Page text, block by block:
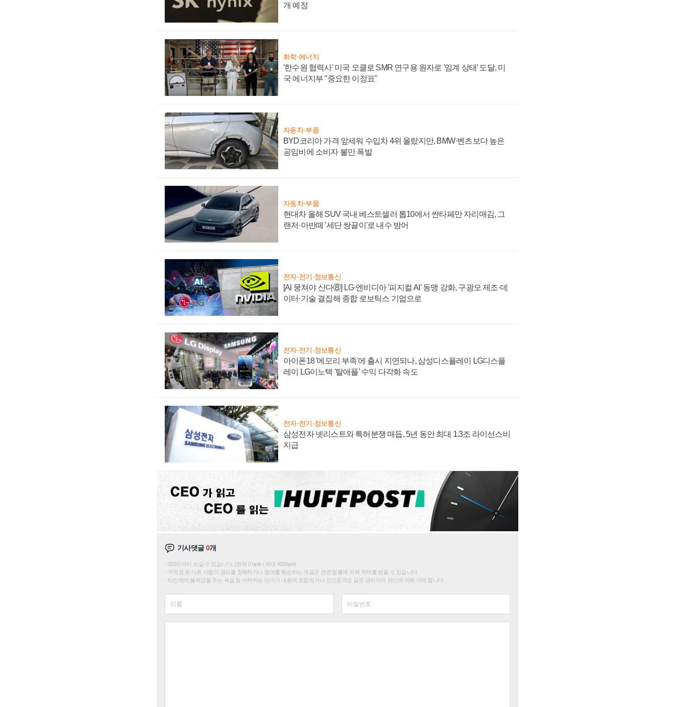
개 예정
화학·에너지
'한수원 협력사' 미국 오클로 SMR 연구용 원자로 '임계 상태' 도달, 미
국 에너지부 "중요한 이정표"
자동차·부품
BYD코리아 가격 앞세워 수입차 4위 올랐지만, BMW·벤츠보다 높은
공임비에 소비자 불만 폭발
자동차·부품
현대차 올해 SUV 국내 베스트셀러 톱10에서 싼타페만 자리매김, 그
랜저·아반떼 '세단 쌍끌이'로 내수 방어
전자·전기·정보통신
[AI 뭉쳐야 산다⑧] LG·엔비디아 '피지컬 AI' 동맹 강화, 구광모 제조·데
이터·기술 결집해 종합 로보틱스 기업으로
전자·전기·정보통신
아이폰18 '메모리 부족'에 출시 지연되나, 삼성디스플레이 LG디스플
레이 LG이노텍 '탈애플' 수익 다각화 속도
전자·전기·정보통신
삼성전자 넷리스트와 특허분쟁 매듭, 5년 동안 최대 1.3조 라이선스비
지급
기사댓글0개
200자까지 쓰실 수 있습니다. (현재 0 byte / 최대 400byte)
저작권 등 다른 사람의 권리를 침해하거나 명예를 훼손하는 댓글은 관련 법률에 의해 제재를 받을 수 있습니다.
타인에게 불쾌감을 주는 욕설 등 비하하는 단어가 내용에 포함되거나 인신공격성 글은 관리자의 판단에 의해 삭제 합니다.